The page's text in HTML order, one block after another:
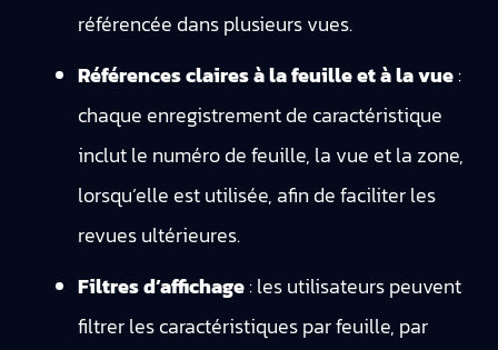
référencée dans plusieurs vues.
Références claires à la feuille et à la vue:
chaque enregistrement de caractéristique
inclut le numéro de feuille, la vue et la zone,
lorsqu’elle est utilisée, afin de faciliter les
revues ultérieures.
Filtres d’affichage: les utilisateurs peuvent
filtrer les caractéristiques par feuille, par